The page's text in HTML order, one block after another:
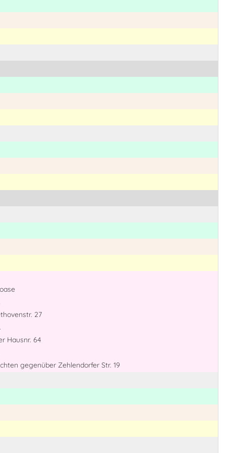
27
Hausnr. 64
gegenüber Zehlendorfer Str. 19